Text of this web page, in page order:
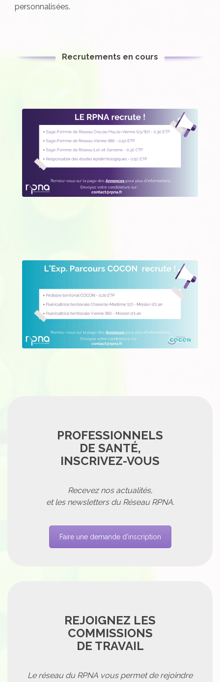
personnalisées.
Recrutements en cours
PROFESSIONNELS
DE SANTÉ,
INSCRIVEZ-VOUS
Recevez nos actualités,
et les newsletters du Réseau RPNA.
Faire une demande d'inscription
REJOIGNEZ LES
COMMISSIONS
DE TRAVAIL
Le réseau du RPNA vous permet de rejoindre